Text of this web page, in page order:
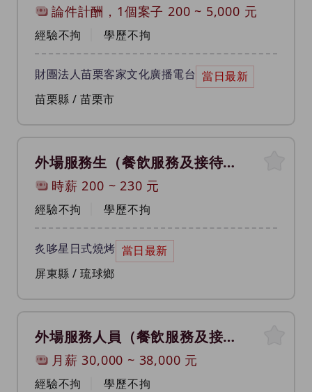
論件計酬，1個案子 200 ~ 5,000 元
經驗不拘 學歷不拘
財團法人苗栗客家文化廣播電台 當日最新
苗栗縣 / 苗栗市
外場服務生（餐飲服務及接待員）
時薪 200 ~ 230 元
經驗不拘 學歷不拘
炙哆星日式燒烤 當日最新
屏東縣 / 琉球鄉
外場服務人員（餐飲服務及接待員）
月薪30,000 ~ 38,000 元
經驗不拘 學歷不拘